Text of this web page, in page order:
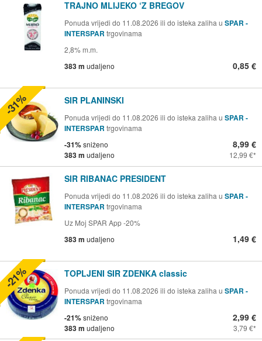
TRAJNO MLIJEKO ‘Z BREGOV
Ponuda vrijedi do 11.08.2026 ili do isteka zaliha u SPAR -
INTERSPAR trgovinama
2,8% m.m.
383 m udaljeno 0,85 €
SIR PLANINSKI
Ponuda vrijedi do 11.08.2026 ili do isteka zaliha u SPAR -
INTERSPAR trgovinama
-31%sniženo
383 m udaljeno
8,99 €
12,99 €
-31%
SIR RIBANAC PRESIDENT
Ponuda vrijedi do 11.08.2026 ili do isteka zaliha u SPAR -
INTERSPAR trgovinama
Uz Moj SPAR App -20%
383 m udaljeno 1,49 €
TOPLJENI SIR ZDENKA classic
Ponuda vrijedi do 11.08.2026 ili do isteka zaliha u SPAR -
INTERSPAR trgovinama
-21%sniženo
383 m udaljeno
2,99 €
3,79 €
-21%